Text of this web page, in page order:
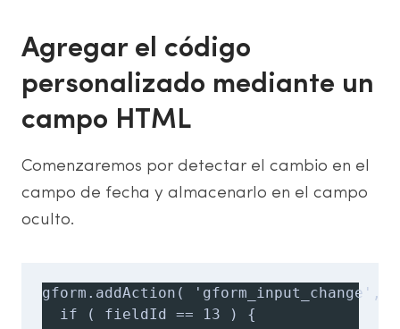
Agregar el código
personalizado mediante un
campo HTML
Comenzaremos por detectar el cambio en el
campo de fecha y almacenarlo en el campo
oculto.
gform.addAction(
  if ( fieldId == 13 ) {